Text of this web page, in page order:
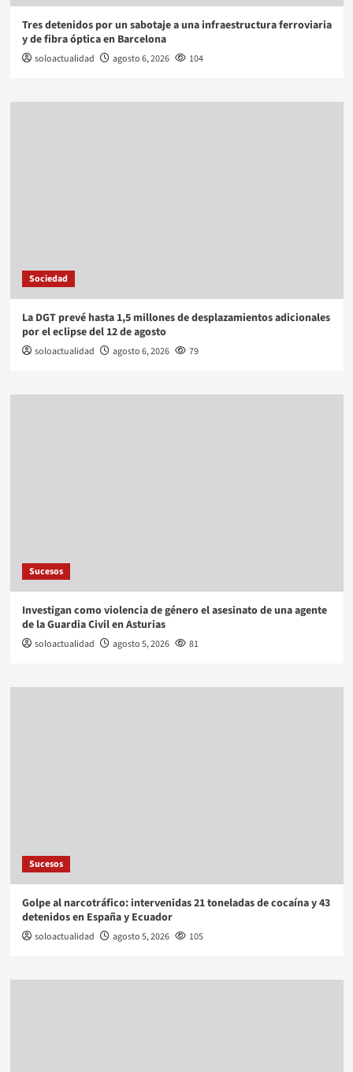
Tres detenidos por un sabotaje a una infraestructura ferroviaria
y de fibra óptica en Barcelona
soloactualidad agosto 6, 2026 104
Sociedad
La DGT prevé hasta 1,5 millones de desplazamientos adicionales
por el eclipse del 12 de agosto
soloactualidad agosto 6, 2026 79
Sucesos
Investigan como violencia de género el asesinato de una agente
de la Guardia Civil en Asturias
soloactualidad agosto 5, 2026 81
Sucesos
Golpe al narcotráfico: intervenidas 21 toneladas de cocaína y 43
detenidos en España y Ecuador
soloactualidad agosto 5, 2026 105